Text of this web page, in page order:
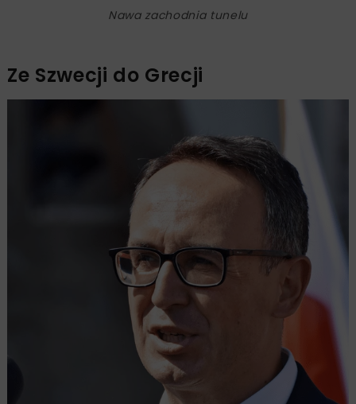
Nawa zachodnia tunelu
Ze Szwecji do Grecji